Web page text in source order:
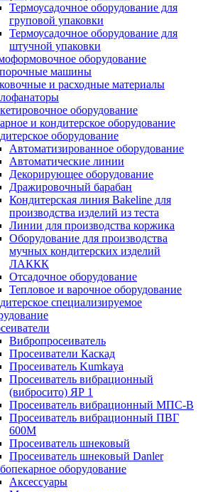
Термоусадочное оборудование для
груповой упаковки
Термоусадочное оборудование для
штучной упаковки
оборудование
машины
и расходные материалы
оборудование
и кондитерское оборудование
оборудование
Автоматизированное оборудование
Автоматические линии
Декорирующее оборудование
Дражировочный барабан
Кондитерская линия Bakeline для
производства изделий из теста
Линии для производства коржика
Оборудование для производства
мучных кондитерских изделий
ЛАККК
Отсадочное оборудование
Тепловое и варочное оборудование
специализируемое
Вибропросеиватель
Просеиватели Каскад
Просеиватель Kumkaya
Просеиватель вибрационный
(вибросито) ЯР 1
Просеиватель вибрационный МПС-В
Просеиватель вибрационный ПВГ
600М
Просеиватель шнековый
Просеиватель шнековый Danler
оборудование
Аксессуары